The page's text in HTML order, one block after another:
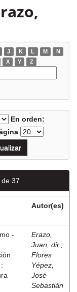
J K L M
N
X Y Z
En orden:
37
Autor(es)
-
Erazo,
Juan, dir. ;
Flores
Yépez,
José
Sebastián